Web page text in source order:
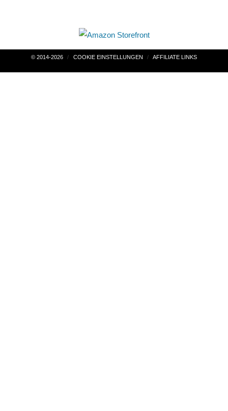
Beitragsnavigation
© 2014-2026 COOKIE EINSTELLUNGEN AFFILIATE LINKS